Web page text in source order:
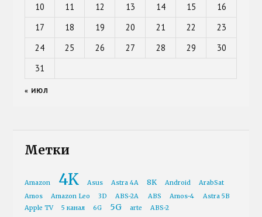
10
11 12 13 14 15
16
17
18 19 20 21 22
23
24
25 26 27 28 29
30
31
« ИЮЛ
Метки
Amazon 4K Asus Astra 4A 8K Android
ArabSat
Amos
Amazon Leo 3D ABS-2A ABS Amos-4
Astra 5B
Apple TV
5 канал 6G 5G arte ABS-2